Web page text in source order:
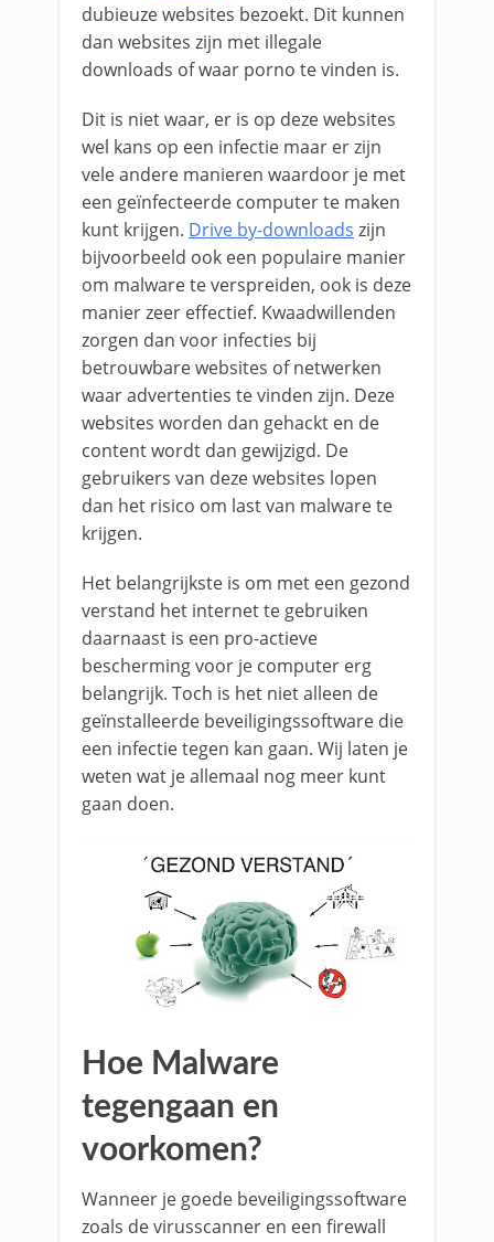
dubieuze websites bezoekt. Dit kunnen
dan websites zijn met illegale
downloads of waar porno te vinden is.
Dit is niet waar, er is op deze websites
wel kans op een infectie maar er zijn
vele andere manieren waardoor je met
een geïnfecteerde computer te maken
kunt krijgen. Drive by-downloads zijn
bijvoorbeeld ook een populaire manier
om malware te verspreiden, ook is deze
manier zeer effectief. Kwaadwillenden
zorgen dan voor infecties bij
betrouwbare websites of netwerken
waar advertenties te vinden zijn. Deze
websites worden dan gehackt en de
content wordt dan gewijzigd. De
gebruikers van deze websites lopen
dan het risico om last van malware te
krijgen.
Het belangrijkste is om met een gezond
verstand het internet te gebruiken
daarnaast is een pro-actieve
bescherming voor je computer erg
belangrijk. Toch is het niet alleen de
geïnstalleerde beveiligingssoftware die
een infectie tegen kan gaan. Wij laten je
weten wat je allemaal nog meer kunt
gaan doen.
Hoe Malware
tegengaan en
voorkomen?
Wanneer je goede beveiligingssoftware
zoals de virusscanner en een firewall